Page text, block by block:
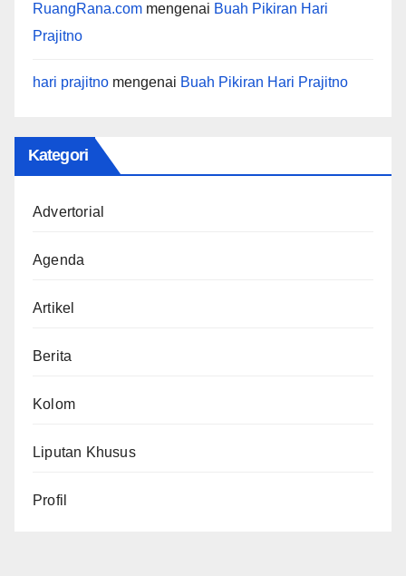
RuangRana.com mengenai Buah Pikiran Hari
Prajitno
hari prajitno mengenai Buah Pikiran Hari Prajitno
Kategori
Advertorial
Agenda
Artikel
Berita
Kolom
Liputan Khusus
Profil